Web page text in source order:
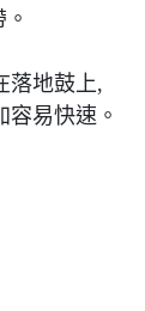
落地鼓上,
易快速。